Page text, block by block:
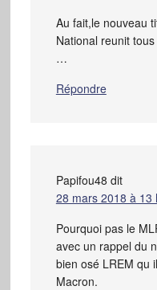
Au fait,le nouveau
National reunit
…
Répondre
Papifou48 dit
28 mars 2018 à 13
Pourquoi pas le
avec un rappel du
bien osé LREM qu
Macron.